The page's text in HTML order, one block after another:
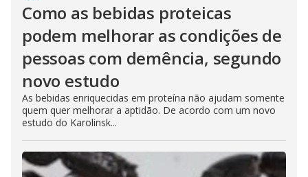
Como as bebidas proteicas
podem melhorar as condições de
pessoas com demência, segundo
novo estudo
As bebidas enriquecidas em proteína não ajudam somente
quem quer melhorar a aptidão. De acordo com um novo
estudo do Karolinsk...